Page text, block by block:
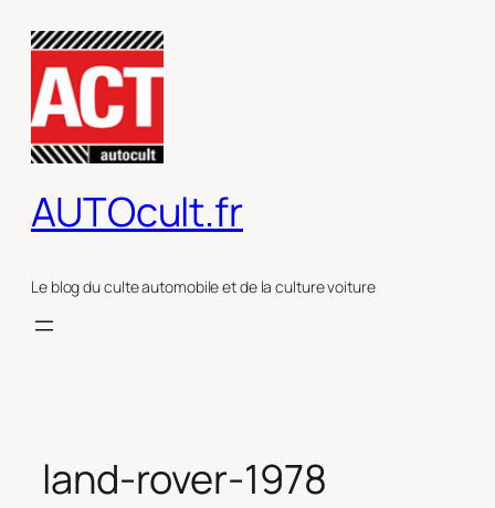
contenu
AUTOcult.fr
Le blog du culte automobile et de la culture voiture
land-rover-1978